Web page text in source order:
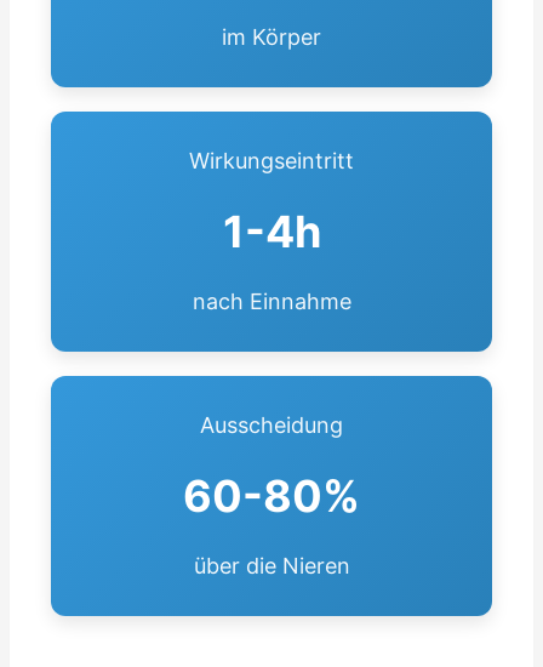
im Körper
Wirkungseintritt
1-4h
nach Einnahme
Ausscheidung
60-80%
über die Nieren